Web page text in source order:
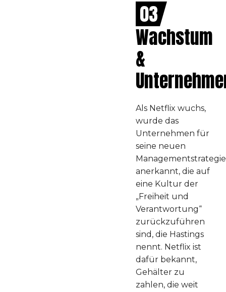
03
Wachstum
&
Als Netflix wuchs,
wurde das
Unternehmen für
seine neuen
anerkannt, die auf
eine Kultur der
„Freiheit und
Verantwortung“
zurückzuführen
sind, die Hastings
nennt. Netflix ist
dafür bekannt,
Gehälter zu
zahlen, die weit